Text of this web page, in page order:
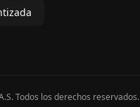
Todos los derechos reservados.